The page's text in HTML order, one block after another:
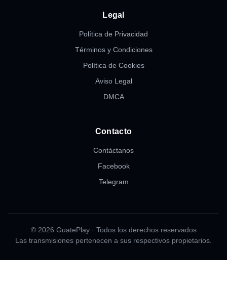
Legal
Política de Privacidad
Términos y Condiciones
Política de Cookies
Aviso Legal
DMCA
Contacto
Contáctanos
Facebook
Telegram
© 2026 GuatePlay · Todos los derechos reservados
Las transmisiones pertenecen a sus respectivos propietarios.